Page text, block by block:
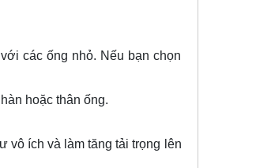
các ống nhỏ. Nếu bạn chọn
hoặc thân ống.
vô ích và làm tăng tải trọng lên